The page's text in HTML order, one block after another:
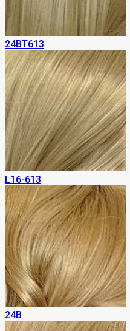
24BT613
L16-613
24B